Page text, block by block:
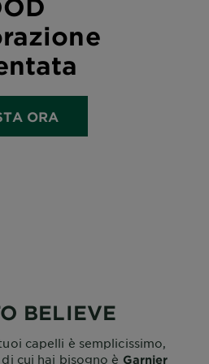
ORA
BELIEVE
capelli è semplicissimo,
cui hai bisogno è Garnier